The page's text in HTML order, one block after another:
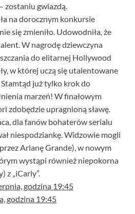
zostaniu gwiazdą.
na dorocznym konkursie
się zmieniło. Udowodniła, że
W nagrodę dziewczyna
do elitarnej Hollywood
w której uczą się utalentowane
już tylko krok do
marzeń! W finałowym
zdobędzie upragnioną sławę.
dla fanów bohaterów serialu
niespodziankę. Widzowie mogli
Arianę Grande), w nowym
wystąpi również niepokorna
z „iCarly”.
godzina 19:45
godzina 19:45